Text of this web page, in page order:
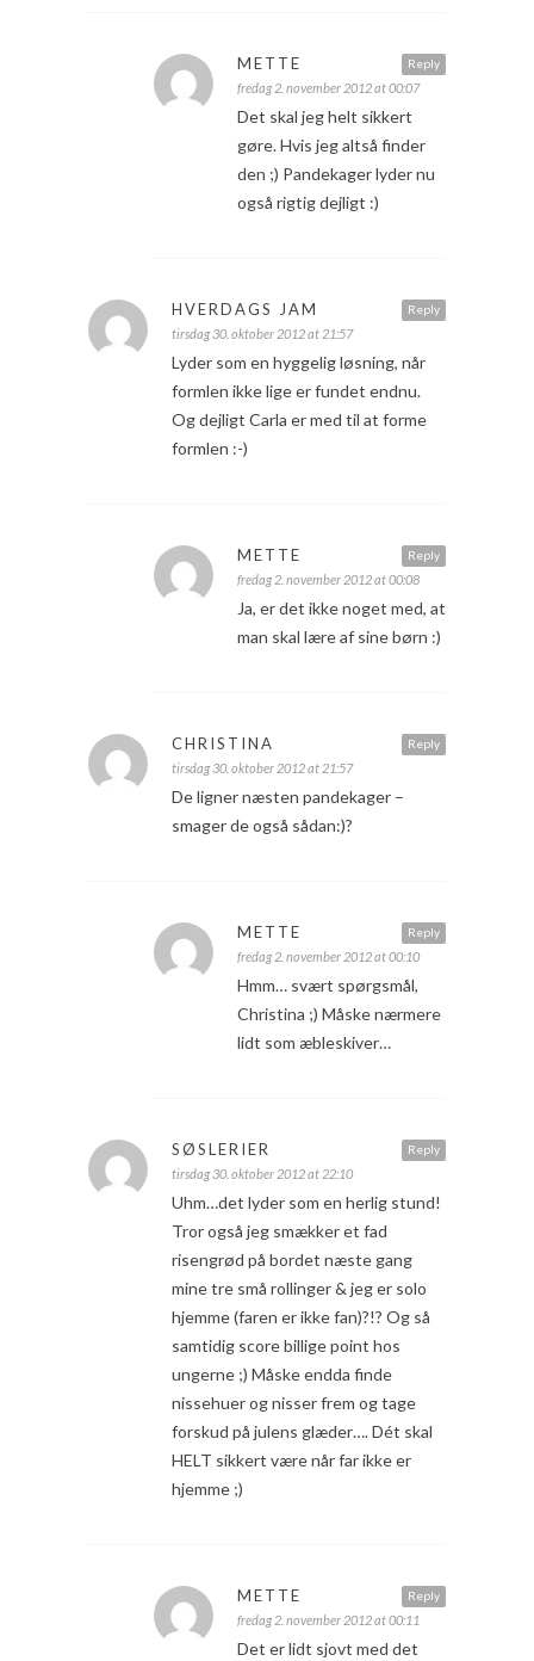
Reply
METTE
fredag 2. november 2012 at 00:07
Det skal jeg helt sikkert
gøre. Hvis jeg altså finder
den ;) Pandekager lyder nu
også rigtig dejligt :)
Reply
HVERDAGS JAM
tirsdag 30. oktober 2012 at 21:57
Lyder som en hyggelig løsning, når
formlen ikke lige er fundet endnu.
Og dejligt Carla er med til at forme
formlen :-)
Reply
METTE
fredag 2. november 2012 at 00:08
Ja, er det ikke noget med, at
man skal lære af sine børn :)
Reply
CHRISTINA
tirsdag 30. oktober 2012 at 21:57
De ligner næsten pandekager –
smager de også sådan:)?
Reply
METTE
fredag 2. november 2012 at 00:10
Hmm… svært spørgsmål,
Christina ;) Måske nærmere
lidt som æbleskiver…
Reply
SØSLERIER
tirsdag 30. oktober 2012 at 22:10
Uhm…det lyder som en herlig stund!
Tror også jeg smækker et fad
risengrød på bordet næste gang
mine tre små rollinger & jeg er solo
hjemme (faren er ikke fan)?!? Og så
samtidig score billige point hos
ungerne ;) Måske endda finde
nissehuer og nisser frem og tage
forskud på julens glæder…. Dét skal
HELT sikkert være når far ikke er
hjemme ;)
Reply
METTE
fredag 2. november 2012 at 00:11
Det er lidt sjovt med det